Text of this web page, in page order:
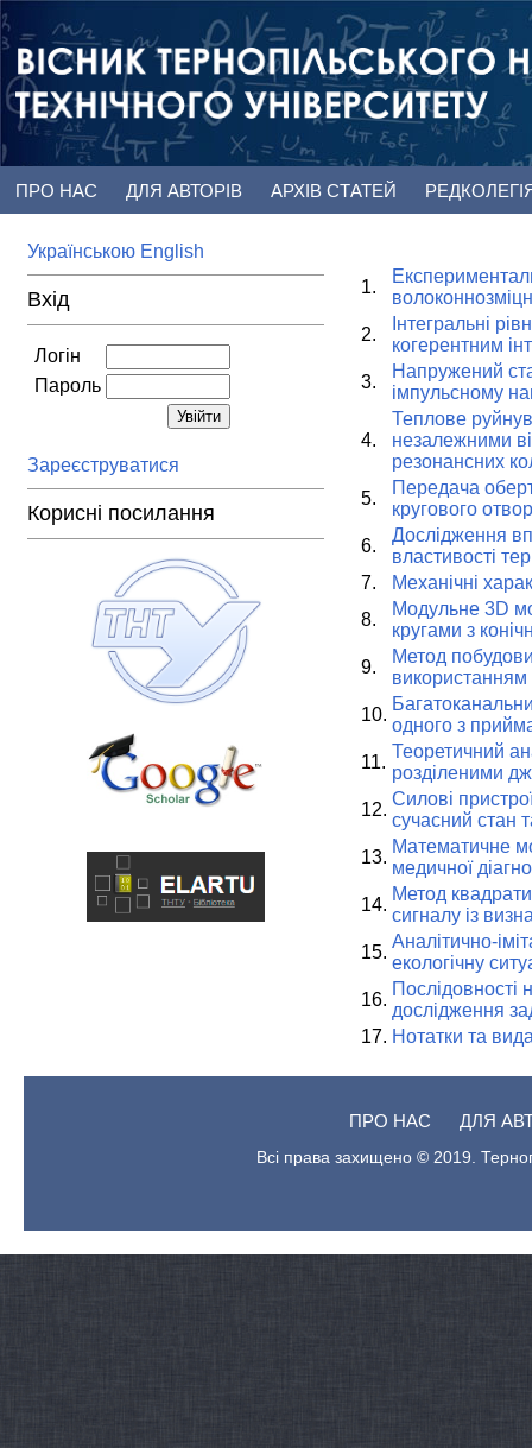
ПРО НАС ДЛЯ АВТОРІВ АРХІВ СТАТЕЙ
Українською English
Вхід
Логін
Пароль
Зареєструватися
Корисні посилання
1.
2.
Інтегральні
когерентним
3.
Напружений
імпульсному
4.
Теплове
незалежними
резонансних
5.
Передача
кругового
6.
Дослідження
властивості
7.
Механічні
8.
Модульне 3D
кругами з
9.
Метод
використанням
10.
одного з
11.
Теоретичний
розділеними
12.
Силові
сучасний стан
13.
Математичне
медичної
14.
Метод
сигналу із
15.
Аналітично-
екологічну
16.
Послідовності
дослідження
17. Нотатки та
ПРО НАС ДЛЯ
Всі права захищено © 2019.